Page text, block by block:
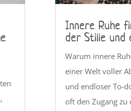
Innere Ruhe
der Stille und
Warum innere
einer Welt voller
und endloser To-
oft den Zugang zu